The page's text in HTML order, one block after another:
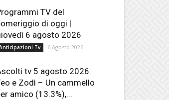
TV del
di oggi |
6 agosto 2026
Tv 6 Agosto 2026
tv 5 agosto 2026:
e Zodì – Un cammello
amico (13.3%),...